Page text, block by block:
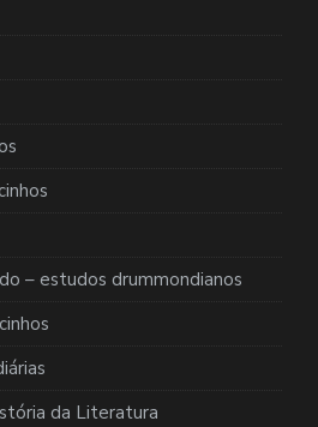
– estudos drummondianos
da Literatura